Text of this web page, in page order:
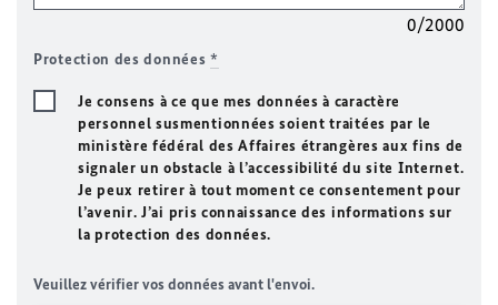
0/2000
Protection des données*
Je consens à ce que mes données à caractère
personnel susmentionnées soient traitées par le
ministère fédéral des Affaires étrangères aux fins de
signaler un obstacle à l’accessibilité du site Internet.
Je peux retirer à tout moment ce consentement pour
l’avenir. J’ai pris connaissance des informations sur
la protection des données.
Veuillez vérifier vos données avant l'envoi.